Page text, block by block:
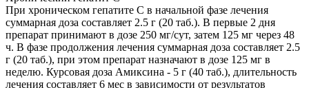
При хроническом гепатите С в начальной фазе лечения
суммарная доза составляет 2.5 г (20 таб.). В первые 2 дня
препарат принимают в дозе 250 мг/сут, затем 125 мг через 48
ч. В фазе продолжения лечения суммарная доза составляет 2.5
г (20 таб.), при этом препарат назначают в дозе 125 мг в
неделю. Курсовая доза Амиксина - 5 г (40 таб.), длительность
лечения составляет 6 мес в зависимости от результатов